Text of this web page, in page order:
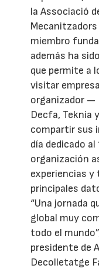
la Associació
miembro
además ha
que permite a
visitar
organizador —
Decfa, Teknia
compartir sus
día dedicado al
organización
experiencias y
principales
“Una jornada
global muy
todo el
presidente de
Decolletatge